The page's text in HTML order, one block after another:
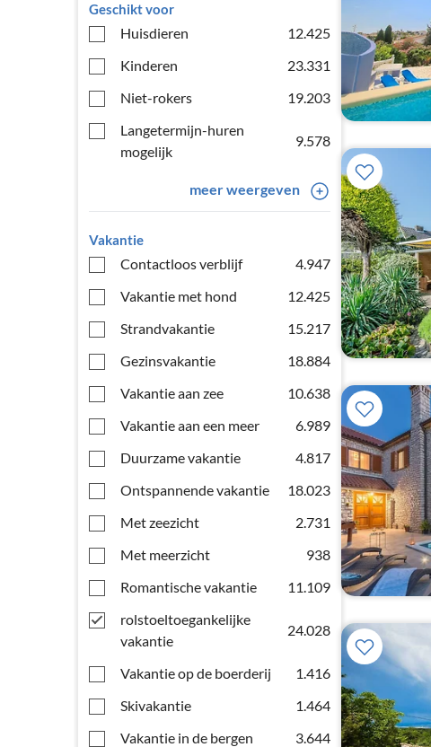
Geschikt voor
Huisdieren
12.425
Kinderen
23.331
Niet-rokers
19.203
Langetermijn-huren
mogelijk
9.578
meer weergeven
Vakantie
Contactloos verblijf
4.947
Vakantie met hond
12.425
Strandvakantie
15.217
Gezinsvakantie
18.884
Vakantie aan zee
10.638
Vakantie aan een meer
6.989
Duurzame vakantie
4.817
Ontspannende vakantie
18.023
Met zeezicht
2.731
Met meerzicht
938
Romantische vakantie
11.109
rolstoeltoegankelijke
vakantie
24.028
Vakantie op de boerderij
1.416
Skivakantie
1.464
Vakantie in de bergen
3.644